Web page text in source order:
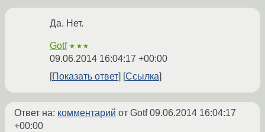
Да. Нет.
Gotf ★★★
09.06.2014 16:04:17 +00:00
Показать ответ
Ссылка
Ответ на: комментарий от Gotf09.06.2014 16:04:17
+00:00